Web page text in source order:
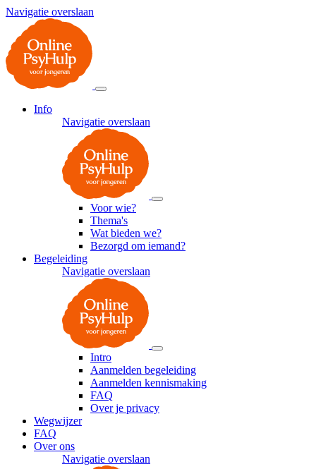
Navigatie overslaan
Info
Navigatie overslaan
Voor wie?
Thema's
Wat bieden we?
Bezorgd om iemand?
Begeleiding
Navigatie overslaan
Intro
Aanmelden begeleiding
Aanmelden kennismaking
FAQ
Over je privacy
Wegwijzer
FAQ
Over ons
Navigatie overslaan